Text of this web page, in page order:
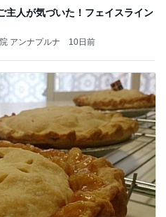
主人が気づいた！フェイスライン
アンナプルナ 10日前